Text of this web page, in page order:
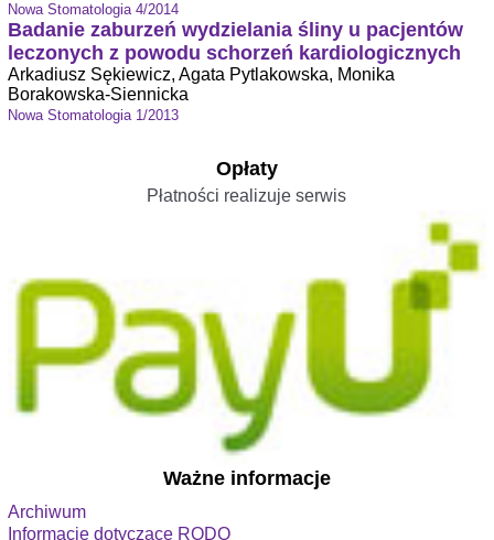
Nowa Stomatologia 4/2014
Badanie zaburzeń wydzielania śliny u pacjentów
leczonych z powodu schorzeń kardiologicznych
Arkadiusz Sękiewicz, Agata Pytlakowska, Monika
Borakowska-Siennicka
Nowa Stomatologia 1/2013
Opłaty
Płatności realizuje serwis
Ważne informacje
Archiwum
Informacje dotyczące RODO